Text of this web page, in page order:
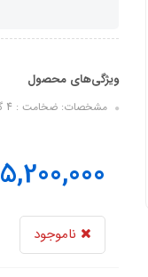
ویژگی‌های محصول
مشخصات: ضخامت : 4 گیج طول : 30 متر
5,200,000
ناموجود